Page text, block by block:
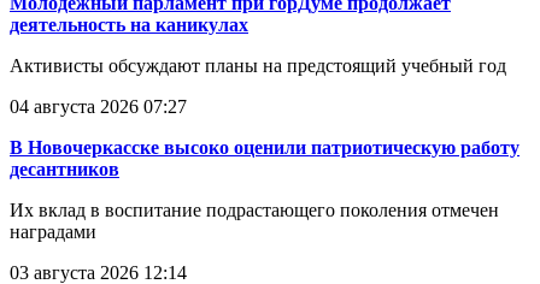
деятельность на каникулах
Активисты обсуждают планы на предстоящий учебный год
04 августа 2026 07:27
В Новочеркасске высоко оценили патриотическую работу
десантников
Их вклад в воспитание подрастающего поколения отмечен
наградами
03 августа 2026 12:14